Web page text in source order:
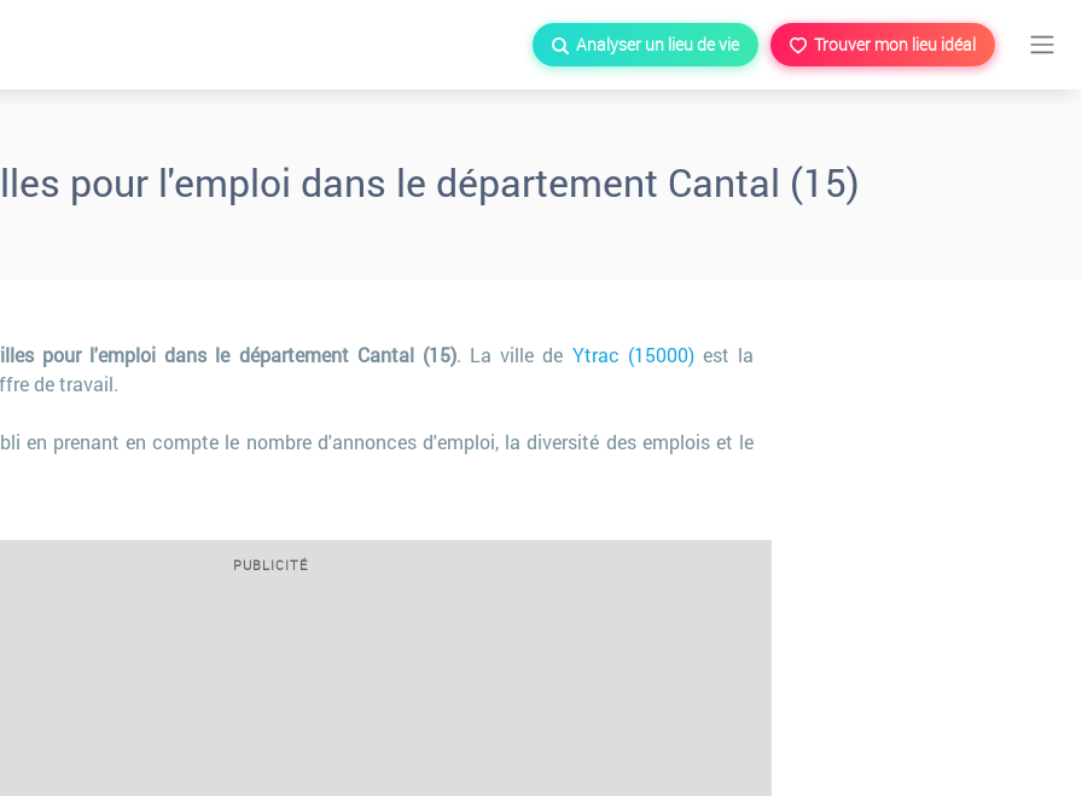
Analyser un lieu de vie Trouver mon lieu idéal
pour l'emploi dans le département Cantal (15)
pour l'emploi dans le département Cantal (15). La ville de Ytrac (15000)est la
de travail.
en prenant en compte le nombre d'annonces d'emploi, la diversité des emplois et le
PUBLICITÉ